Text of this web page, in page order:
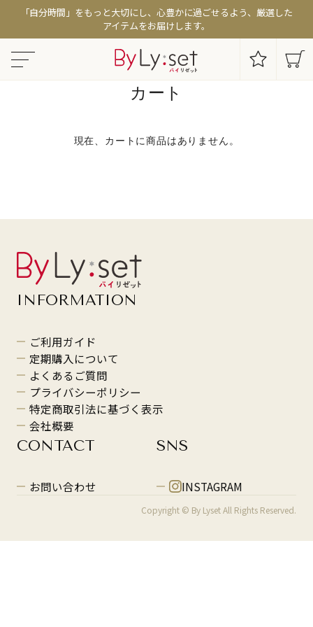
「自分時間」をもっと大切にし、心豊かに過ごせるよう、厳選した
アイテムをお届けします。
カート
現在、カートに商品はありません。
INFORMATION
ご利用ガイド
定期購入について
よくあるご質問
プライバシーポリシー
特定商取引法に基づく表示
会社概要
CONTACT
お問い合わせ
SNS
INSTAGRAM
Copyright © By Lyset All Rights Reserved.